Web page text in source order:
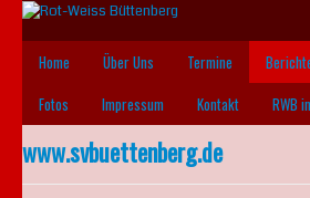
Home Über Uns Termine
Fotos
Impressum Kontakt RWB
www.svbuettenberg.de
Jahr
Monat
Jahr
Monat